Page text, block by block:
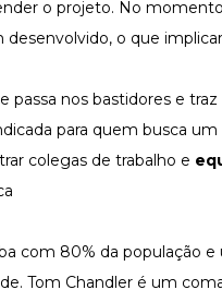
o projeto. No
desenvolvido, o que
nos bastidores e
para quem busca um
colegas de trabalho e
com 80% da população
Tom Chandler é um